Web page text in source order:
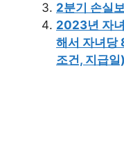
2분기 손실
2023년 자
해서 자녀당
조건, 지급일)